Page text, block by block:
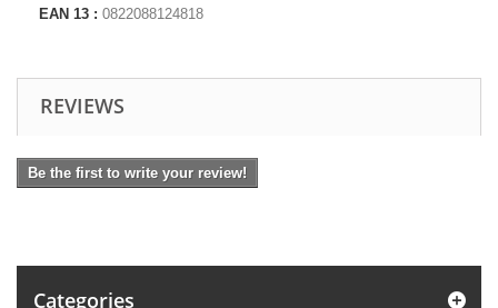
EAN 13 : 0822088124818
REVIEWS
Be the first to write your review!
Categories